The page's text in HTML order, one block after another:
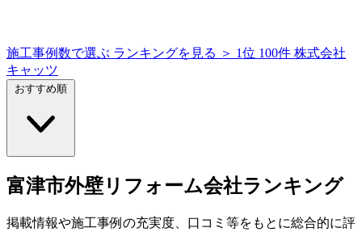
施工事例数で選ぶ ランキングを見る ＞ 1位 100件 株式会社
キャッツ
おすすめ順
富津市外壁リフォーム会社ランキング
掲載情報や施工事例の充実度、口コミ等をもとに総合的に評